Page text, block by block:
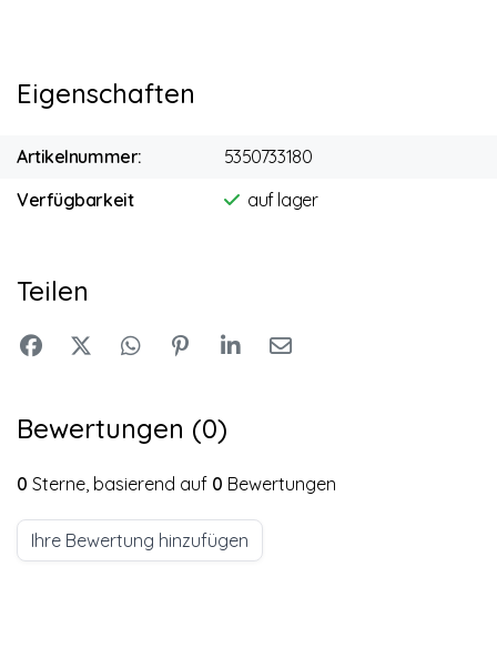
Eigenschaften
Artikelnummer:
5350733180
Verfügbarkeit
auf lager
Teilen
Bewertungen (0)
0 Sterne, basierend auf 0 Bewertungen
Ihre Bewertung hinzufügen